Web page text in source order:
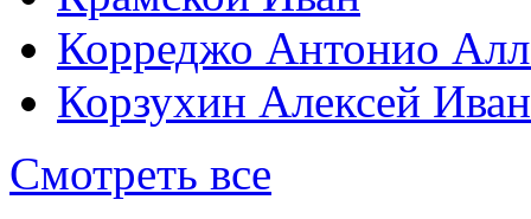
Корреджо Антонио
Корзухин Алексей
Смотреть все